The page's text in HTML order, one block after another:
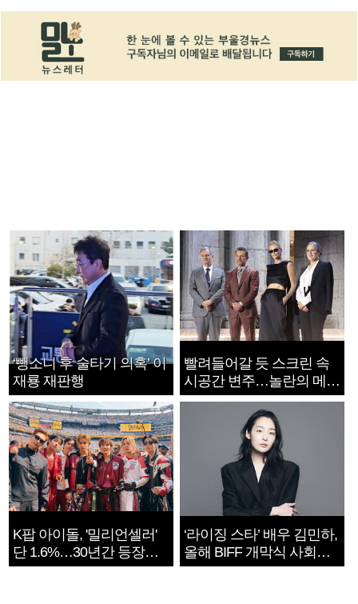
‘뺑소니 후 술타기 의혹’ 이
재룡 재판행
빨려들어갈 듯 스크린 속
시공간 변주…놀란의 메시
지는 ‘전쟁 속죄’
K팝 아이돌, '밀리언셀러'
단 1.6%…30년간 등장
1182개팀 전수조사
‘라이징 스타’ 배우 김민하,
올해 BIFF 개막식 사회자
확정